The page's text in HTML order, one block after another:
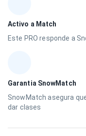
Activo a Match
Este PRO responde a
Garantia SnowMatch
SnowMatch asegura
dar clases